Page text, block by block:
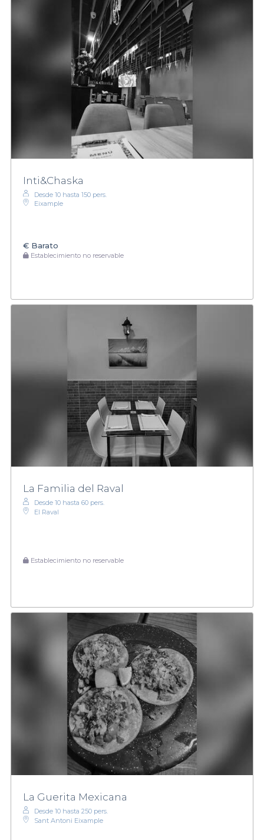
Inti&Chaska
Desde 10 hasta 150 pers.
Eixample
€ Barato
Establecimiento no reservable
La Familia del Raval
Desde 10 hasta 60 pers.
El Raval
Establecimiento no reservable
La Guerita Mexicana
Desde 10 hasta 250 pers.
Sant Antoni Eixample